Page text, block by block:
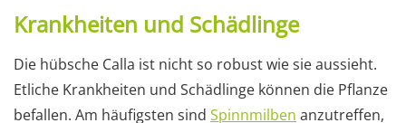
Krankheiten und Schädlinge
Die hübsche Calla ist nicht so robust wie sie aussieht.
Etliche Krankheiten und Schädlinge können die Pflanze
befallen. Am häufigsten sind Spinnmilben anzutreffen,